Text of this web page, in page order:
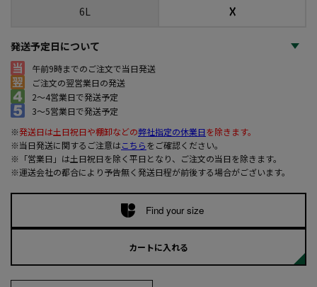
6L ☓
発送予定日について
午前9時までのご注文で当日発送
ご注文の翌営業日の発送
2～4営業日で発送予定
3～5営業日で発送予定
※発送日は土日祝日や棚卸などの弊社指定の休業日を除きます。
※当日発送に関するご注意はこちらをご確認ください。
※「営業日」は土日祝日を除く平日となり、ご注文の当日を除きます。
※運送会社の都合により予告無く発送日程が前後する場合がございます。
Find your size
カートに入れる